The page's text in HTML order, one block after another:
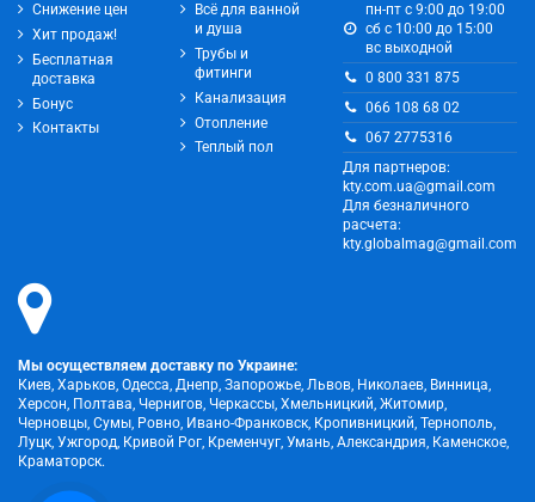
Снижение цен
Хит продаж!
Бесплатная
доставка
Бонус
Контакты
Всё для ванной
и душа
Трубы и
фитинги
Канализация
Отопление
Теплый пол
пн-пт с 9:00 до 19:00
сб с 10:00 до 15:00
вс выходной
0 800 331 875
066 108 68 02
067 2775316
Для партнеров:
kty.com.ua@gmail.com
Для безналичного
расчета:
kty.globalmag@gmail.com
Мы осуществляем доставку по Украине:
Киев, Харьков, Одесса, Днепр, Запорожье, Львов, Николаев, Винница,
Херсон, Полтава, Чернигов, Черкассы, Хмельницкий, Житомир,
Черновцы, Сумы, Ровно, Ивано-Франковск, Кропивницкий, Тернополь,
Луцк, Ужгород, Кривой Рог, Кременчуг, Умань, Александрия, Каменское,
Краматорск.